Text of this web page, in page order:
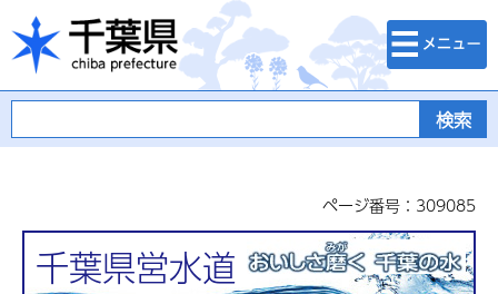
千葉県
検索・メニュ
ー
ページ番号：309085
千葉県営水道